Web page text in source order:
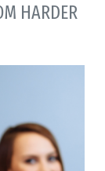
HARDER